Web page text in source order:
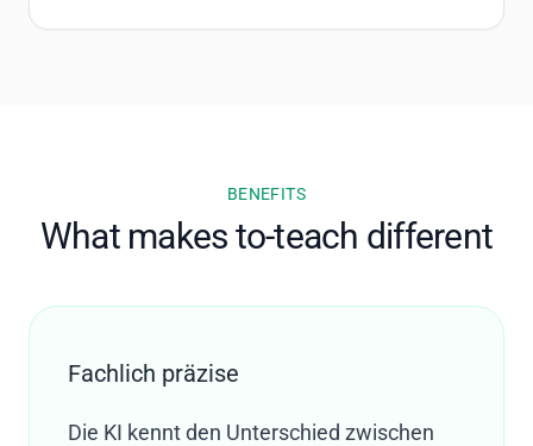
BENEFITS
What makes to-teach different
Fachlich präzise
Die KI kennt den Unterschied zwischen